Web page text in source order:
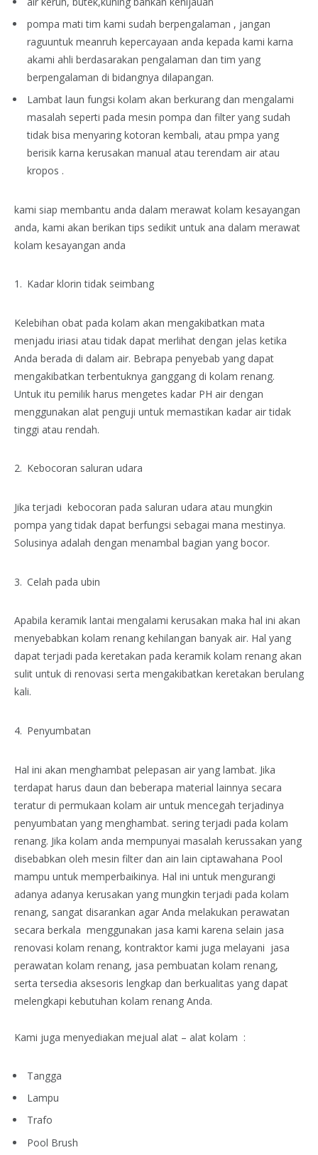
pompa mati tim kami sudah berpengalaman , jangan
raguuntuk meanruh kepercayaan anda kepada kami karna
akami ahli berdasarakan pengalaman dan tim yang
berpengalaman di bidangnya dilapangan.
Lambat laun fungsi kolam akan berkurang dan mengalami
masalah seperti pada mesin pompa dan filter yang sudah
tidak bisa menyaring kotoran kembali, atau pmpa yang
berisik karna kerusakan manual atau terendam air atau
kropos .
kami siap membantu anda dalam merawat kolam kesayangan
anda, kami akan berikan tips sedikit untuk ana dalam merawat
kolam kesayangan anda
Kadar klorin tidak seimbang
Kelebihan obat pada kolam akan mengakibatkan mata
menjadu iriasi atau tidak dapat merlihat dengan jelas ketika
Anda berada di dalam air. Bebrapa penyebab yang dapat
mengakibatkan terbentuknya ganggang di kolam renang.
Untuk itu pemilik harus mengetes kadar PH air dengan
menggunakan alat penguji untuk memastikan kadar air tidak
tinggi atau rendah.
Kebocoran saluran udara
Jika terjadi kebocoran pada saluran udara atau mungkin
pompa yang tidak dapat berfungsi sebagai mana mestinya.
Solusinya adalah dengan menambal bagian yang bocor.
Celah pada ubin
Apabila keramik lantai mengalami kerusakan maka hal ini akan
menyebabkan kolam renang kehilangan banyak air. Hal yang
dapat terjadi pada keretakan pada keramik kolam renang akan
sulit untuk di renovasi serta mengakibatkan keretakan berulang
kali.
Penyumbatan
Hal ini akan menghambat pelepasan air yang lambat. Jika
terdapat harus daun dan beberapa material lainnya secara
teratur di permukaan kolam air untuk mencegah terjadinya
penyumbatan yang menghambat. sering terjadi pada kolam
renang. Jika kolam anda mempunyai masalah kerussakan yang
disebabkan oleh mesin filter dan ain lain ciptawahana Pool
mampu untuk memperbaikinya. Hal ini untuk mengurangi
adanya adanya kerusakan yang mungkin terjadi pada kolam
renang, sangat disarankan agar Anda melakukan perawatan
secara berkala menggunakan jasa kami karena selain jasa
renovasi kolam renang, kontraktor kami juga melayani jasa
perawatan kolam renang, jasa pembuatan kolam renang,
serta tersedia aksesoris lengkap dan berkualitas yang dapat
melengkapi kebutuhan kolam renang Anda.
Kami juga menyediakan mejual alat – alat kolam :
Tangga
Lampu
Trafo
Pool Brush